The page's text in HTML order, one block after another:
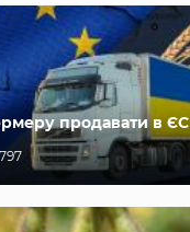
продавати в ЄС
797